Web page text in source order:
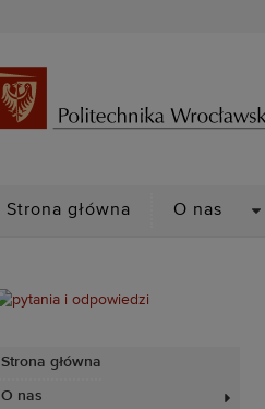
Strona główna O nas
Strona główna
O nas